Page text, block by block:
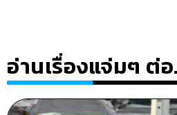
อ่านเรื่องแจ่มๆ ต่อ